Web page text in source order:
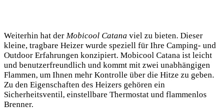
Weiterhin hat der Mobicool Catana viel zu bieten. Dieser
kleine, tragbare Heizer wurde speziell für Ihre Camping- und
Outdoor Erfahrungen konzipiert. Mobicool Catana ist leicht
und benutzerfreundlich und kommt mit zwei unabhängigen
Flammen, um Ihnen mehr Kontrolle über die Hitze zu geben.
Zu den Eigenschaften des Heizers gehören ein
Sicherheitsventil, einstellbare Thermostat und flammenlos
Brenner.